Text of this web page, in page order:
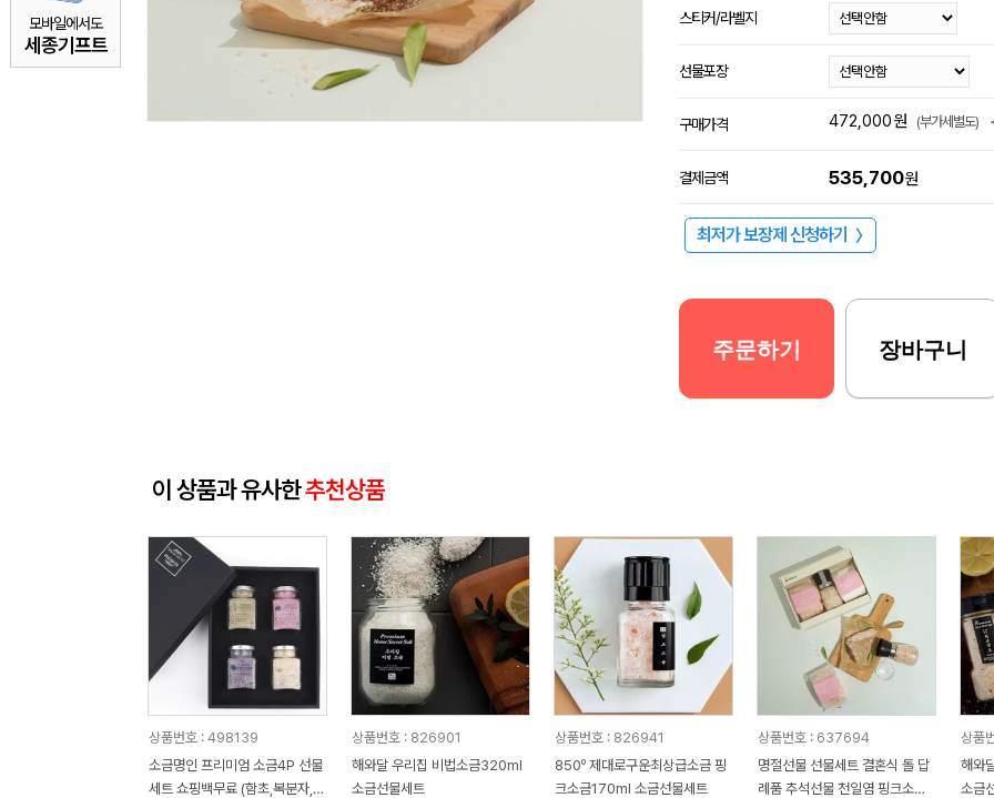
모바일에서도
세종기프트
스티커/라벨지
선물포장
구매가격 472,000원 (부가세별도)
결제금액 535,700원
최저가 보장제 신청하기 〉
주문하기 장바구니
이 상품과 유사한추천상품
상품번호 : 498139
소금명인 프리미엄 소금4P 선물
세트 쇼핑백무료 (함초,복분자,블
상품번호 : 826901
해와달 우리집 비법소금320ml
소금선물세트
상품번호 : 826941
850º 제대로구운최상급소금 핑
크소금170ml 소금선물세트
상품번호 : 637694
명절선물 선물세트 결혼식 돌 답
례품 추석선물 천일염 핑크소금
상품
해와
소금